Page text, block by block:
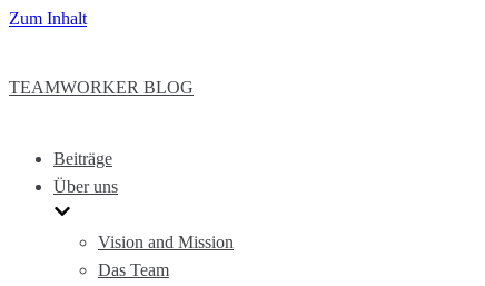
Zum Inhalt
TEAMWORKER BLOG
Beiträge
Über uns
Vision and Mission
Das Team